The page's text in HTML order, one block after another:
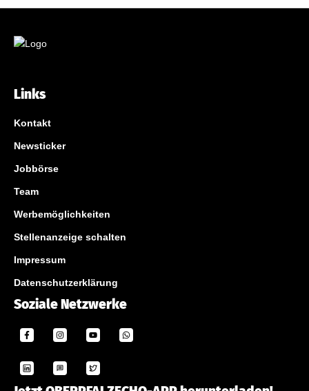
Links
Kontakt
Newsticker
Jobbörse
Team
Werbemöglichkeiten
Stellenanzeige schalten
Impressum
Datenschutzerklärung
Soziale Netzwerke